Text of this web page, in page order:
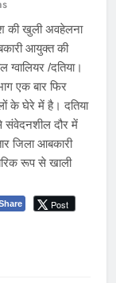
की खुली अवहेलना
आयुक्त की
ग्वालियर /दतिया।
एक बार फिर
के घेरे में है। दतिया
संवेदनशील दौर में
जिला आबकारी
रूप से खाली
Post